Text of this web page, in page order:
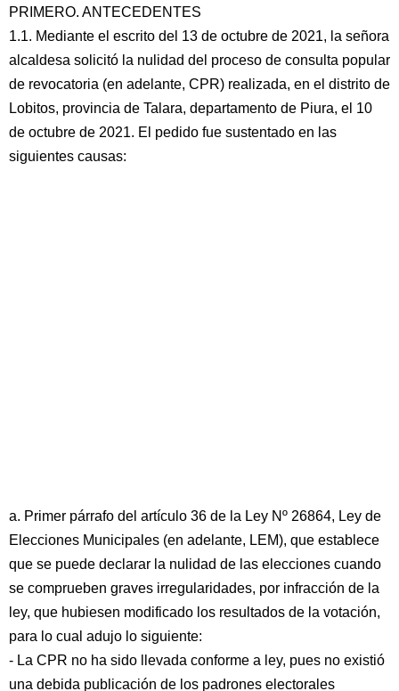
PRIMERO. ANTECEDENTES
1.1. Mediante el escrito del 13 de octubre de 2021, la señora
alcaldesa solicitó la nulidad del proceso de consulta popular
de revocatoria (en adelante, CPR) realizada, en el distrito de
Lobitos, provincia de Talara, departamento de Piura, el 10
de octubre de 2021. El pedido fue sustentado en las
siguientes causas:
a. Primer párrafo del artículo 36 de la Ley Nº 26864, Ley de
Elecciones Municipales (en adelante, LEM), que establece
que se puede declarar la nulidad de las elecciones cuando
se comprueben graves irregularidades, por infracción de la
ley, que hubiesen modificado los resultados de la votación,
para lo cual adujo lo siguiente:
- La CPR no ha sido llevada conforme a ley, pues no existió
una debida publicación de los padrones electorales